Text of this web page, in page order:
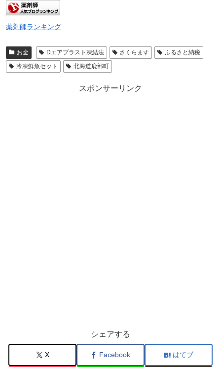
薬剤師ランキング
お金 Dエアブラスト凍結法 さくらます
ふるさと納税
冷凍鮮魚セット
北海道鹿部町
スポンサーリンク
シェアする
X Facebook はてブ